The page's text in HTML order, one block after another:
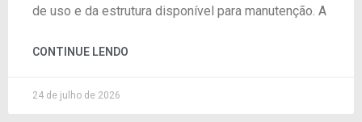
de uso e da estrutura disponível para manutenção. A
CONTINUE LENDO
24 de julho de 2026